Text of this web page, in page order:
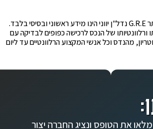
*כל המידע המוצג באתר G.R.E נדל"ן יווני הינו מידע ראשוני ובסיסי בלבד.
ורלוונטיותו של הנכס לרכישה כפופים לבדיקה עם
מהנדס וכל אנשי המקצוע הרלוונטיים עד ליום
את הטופס ונציג החברה יצור